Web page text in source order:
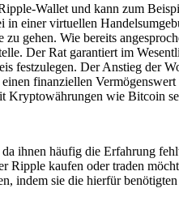
Wallet und kann zum
einer virtuellen
gehen. Wie bereits
Der Rat garantiert im
festzulegen. Der Anstieg der
finanziellen
Kryptowährungen wie Bitcoin
ihnen häufig die Erfahrung
kaufen oder traden
indem sie die hierfür